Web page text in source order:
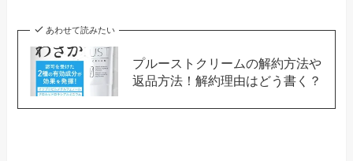
あわせて読みたい
プルーストクリームの解約方法や
返品方法！解約理由はどう書く？